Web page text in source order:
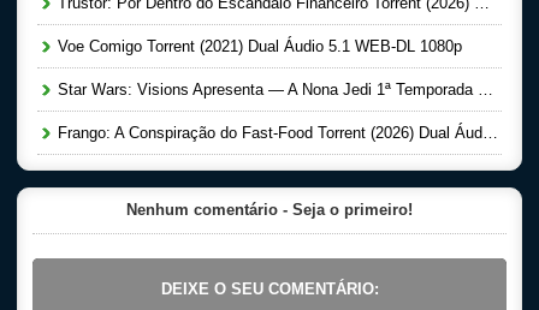
Voe Comigo Torrent (2021) Dual Áudio 5.1 WEB-DL 1080p
Star Wars: Visions Apresenta — A Nona Jedi 1ª Temporada Completa Torrent (2026) Dual Áudio 5.1 WEB-DL 1080p
Frango: A Conspiração do Fast-Food Torrent (2026) Dual Áudio 5.1 WEB-DL 1080p
Nenhum comentário - Seja o primeiro!
DEIXE O SEU COMENTÁRIO: